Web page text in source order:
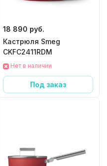
18 890 руб.
Кастрюля Smeg
CKFC2411RDM
Нет в наличии
Под заказ